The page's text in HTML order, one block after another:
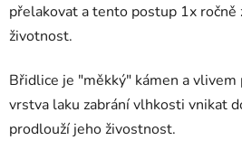
přelakovat a tento postup 1x ročně
životnost.
Břidlice je "měkký" kámen a
vrstva laku zabrání vlhkosti vnikat
prodlouží jeho živostnost.